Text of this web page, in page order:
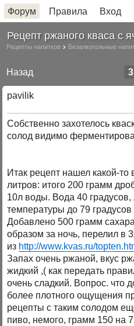
Форум Правила Вход
Рецепт ржаного кваса с
Рецепты напитков Безалкогольные
Назад 3
pavilik
Собственно захотелось
солод видимо
Итак рецепт нашел какой-то
литров: итого 200 грамм
10л воды. Вода 40
температуры до 79 градусов
Добавлено 500 грамм
образом за ночь, перелил в
из http://www.kvas.ru/
Запах очень ржаной, вкус
жидкий ,( как передать
очень сладкий. Вопрос. что
более плотного ощущения
рецепты с таким солодом
пиво, немого, грамм 150 на